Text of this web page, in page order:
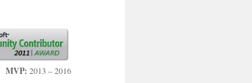
MVP: 2013 – 2016